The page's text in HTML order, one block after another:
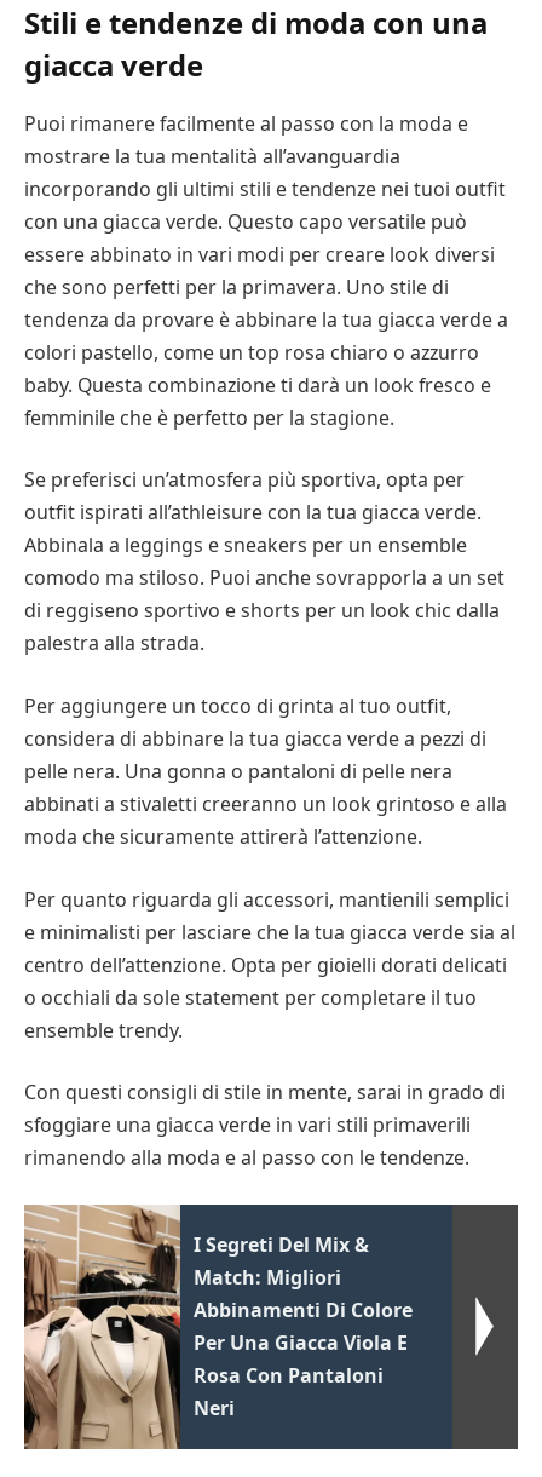
Stili e tendenze di moda con una
giacca verde
Puoi rimanere facilmente al passo con la moda e
mostrare la tua mentalità all’avanguardia
incorporando gli ultimi stili e tendenze nei tuoi outfit
con una giacca verde. Questo capo versatile può
essere abbinato in vari modi per creare look diversi
che sono perfetti per la primavera. Uno stile di
tendenza da provare è abbinare la tua giacca verde a
colori pastello, come un top rosa chiaro o azzurro
baby. Questa combinazione ti darà un look fresco e
femminile che è perfetto per la stagione.
Se preferisci un’atmosfera più sportiva, opta per
outfit ispirati all’athleisure con la tua giacca verde.
Abbinala a leggings e sneakers per un ensemble
comodo ma stiloso. Puoi anche sovrapporla a un set
di reggiseno sportivo e shorts per un look chic dalla
palestra alla strada.
Per aggiungere un tocco di grinta al tuo outfit,
considera di abbinare la tua giacca verde a pezzi di
pelle nera. Una gonna o pantaloni di pelle nera
abbinati a stivaletti creeranno un look grintoso e alla
moda che sicuramente attirerà l’attenzione.
Per quanto riguarda gli accessori, mantienili semplici
e minimalisti per lasciare che la tua giacca verde sia al
centro dell’attenzione. Opta per gioielli dorati delicati
o occhiali da sole statement per completare il tuo
ensemble trendy.
Con questi consigli di stile in mente, sarai in grado di
sfoggiare una giacca verde in vari stili primaverili
rimanendo alla moda e al passo con le tendenze.
I Segreti Del Mix &
Match: Migliori
Abbinamenti Di Colore
Per Una Giacca Viola E
Rosa Con Pantaloni
Neri